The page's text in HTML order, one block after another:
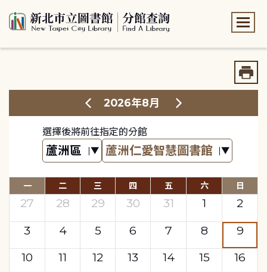
2026年8月
選擇後將前往指定的分館
一 二 三 四 五 六 日
27 28 29 30 31 1
2
3
4 5 6 7 8
9
10
11 12 13 14 15
16